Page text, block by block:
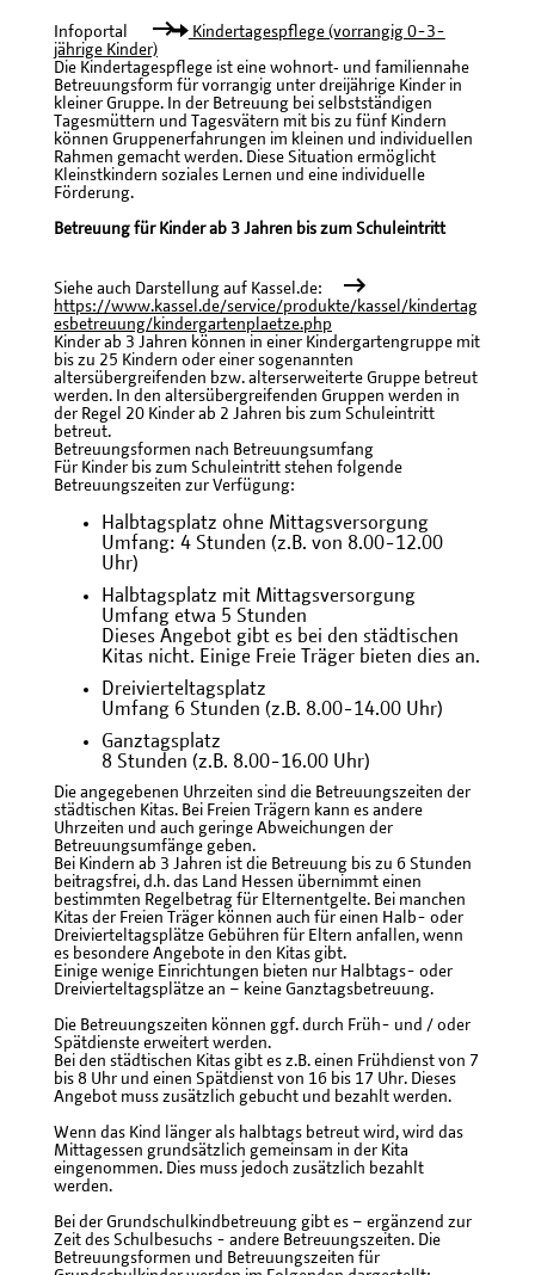
Infoportal
Kindertagespflege (vorrangig 0-3-
jährige Kinder)
Die Kindertagespflege ist eine wohnort‐ und familiennahe
Betreuungsform für vorrangig unter dreijährige Kinder in
kleiner Gruppe. In der Betreuung bei selbstständigen
Tagesmüttern und Tagesvätern mit bis zu fünf Kindern
können Gruppenerfahrungen im kleinen und individuellen
Rahmen gemacht werden. Diese Situation ermöglicht
Kleinstkindern soziales Lernen und eine individuelle
Förderung.
Betreuung für Kinder ab 3 Jahren bis zum Schuleintritt
Siehe auch Darstellung auf Kassel.de:
https://www.kassel.de/service/produkte/kassel/kindertag
esbetreuung/kindergartenplaetze.php
Kinder ab 3 Jahren können in einer Kindergartengruppe mit
bis zu 25 Kindern oder einer sogenannten
altersübergreifenden bzw. alterserweiterte Gruppe betreut
werden. In den altersübergreifenden Gruppen werden in
der Regel 20 Kinder ab 2 Jahren bis zum Schuleintritt
betreut.
Betreuungsformen nach Betreuungsumfang
Für Kinder bis zum Schuleintritt stehen folgende
Betreuungszeiten zur Verfügung:
Halbtagsplatz ohne Mittagsversorgung
Umfang: 4 Stunden (z.B. von 8.00-12.00
Uhr)
Halbtagsplatz mit Mittagsversorgung
Umfang etwa 5 Stunden
Dieses Angebot gibt es bei den städtischen
Kitas nicht. Einige Freie Träger bieten dies an.
Dreivierteltagsplatz
Umfang 6 Stunden (z.B. 8.00-14.00 Uhr)
Ganztagsplatz
8 Stunden (z.B. 8.00-16.00 Uhr)
Die angegebenen Uhrzeiten sind die Betreuungszeiten der
städtischen Kitas. Bei Freien Trägern kann es andere
Uhrzeiten und auch geringe Abweichungen der
Betreuungsumfänge geben.
Bei Kindern ab 3 Jahren ist die Betreuung bis zu 6 Stunden
beitragsfrei, d.h. das Land Hessen übernimmt einen
bestimmten Regelbetrag für Elternentgelte. Bei manchen
Kitas der Freien Träger können auch für einen Halb- oder
Dreivierteltagsplätze Gebühren für Eltern anfallen, wenn
es besondere Angebote in den Kitas gibt.
Einige wenige Einrichtungen bieten nur Halbtags- oder
Dreivierteltagsplätze an – keine Ganztagsbetreuung.
Die Betreuungszeiten können ggf. durch Früh- und / oder
Spätdienste erweitert werden.
Bei den städtischen Kitas gibt es z.B. einen Frühdienst von 7
bis 8 Uhr und einen Spätdienst von 16 bis 17 Uhr. Dieses
Angebot muss zusätzlich gebucht und bezahlt werden.
Wenn das Kind länger als halbtags betreut wird, wird das
Mittagessen grundsätzlich gemeinsam in der Kita
eingenommen. Dies muss jedoch zusätzlich bezahlt
werden.
Bei der Grundschulkindbetreuung gibt es – ergänzend zur
Zeit des Schulbesuchs - andere Betreuungszeiten. Die
Betreuungsformen und Betreuungszeiten für